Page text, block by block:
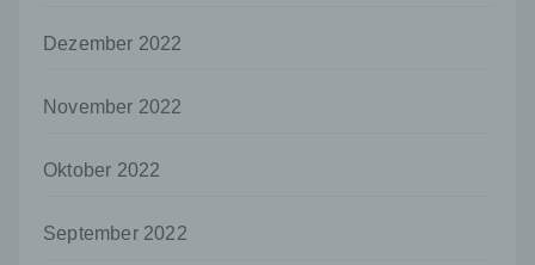
Dezember 2022
November 2022
Oktober 2022
September 2022
Verantwortlichen, dem Auftragsverarbeiter
Verantwortlichen oder des
personenbezogenen Daten zu verarbeiten.
Einwilligung ist jede von der betroffenen